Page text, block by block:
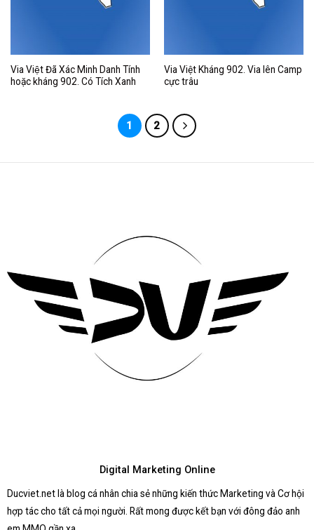
Via Việt Đã Xác Minh Danh Tính
hoặc kháng 902. Có Tích Xanh
Via Việt Kháng 902. Via lên Camp
cực trâu
1 2
Digital Marketing Online
Ducviet.net là blog cá nhân chia sẻ những kiến thức Marketing và Cơ hội
hợp tác cho tất cả mọi người. Rất mong được kết bạn với đông đảo anh